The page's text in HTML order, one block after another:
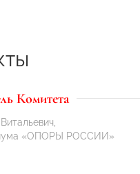
Комитета
«ОПОРЫ РОССИИ»